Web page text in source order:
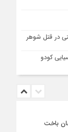
در قتل شوهر
کودو